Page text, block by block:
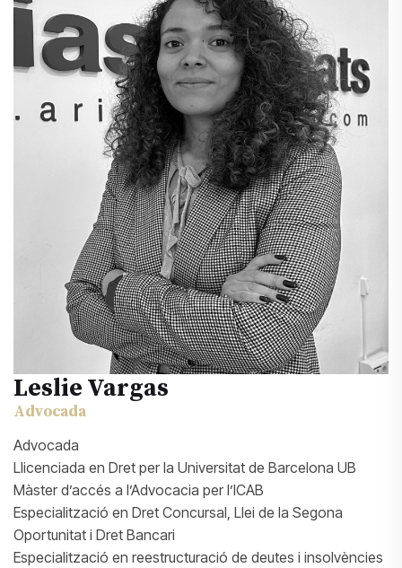
Leslie Vargas
Advocada
Advocada
Llicenciada en Dret per la Universitat de Barcelona UB
Màster d’accés a l’Advocacia per l’ICAB
Especialització en Dret Concursal, Llei de la Segona
Oportunitat i Dret Bancari
Especialització en reestructuració de deutes i insolvències